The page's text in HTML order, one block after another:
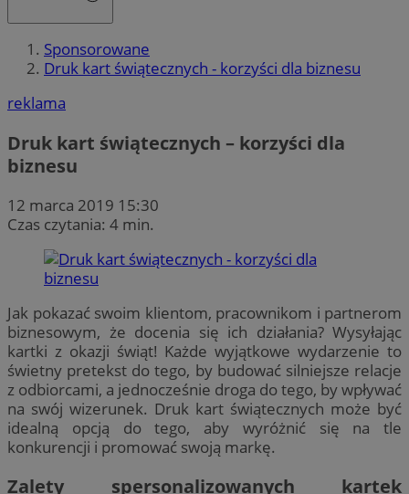
Sponsorowane
Druk kart świątecznych - korzyści dla biznesu
reklama
Druk kart świątecznych – korzyści dla
biznesu
12 marca 2019 15:30
Czas czytania: 4 min.
Jak pokazać swoim klientom, pracownikom i partnerom
biznesowym, że docenia się ich działania? Wysyłając
kartki z okazji świąt! Każde wyjątkowe wydarzenie to
świetny pretekst do tego, by budować silniejsze relacje
z odbiorcami, a jednocześnie droga do tego, by wpływać
na swój wizerunek. Druk kart świątecznych może być
idealną opcją do tego, aby wyróżnić się na tle
konkurencji i promować swoją markę.
Zalety spersonalizowanych kartek